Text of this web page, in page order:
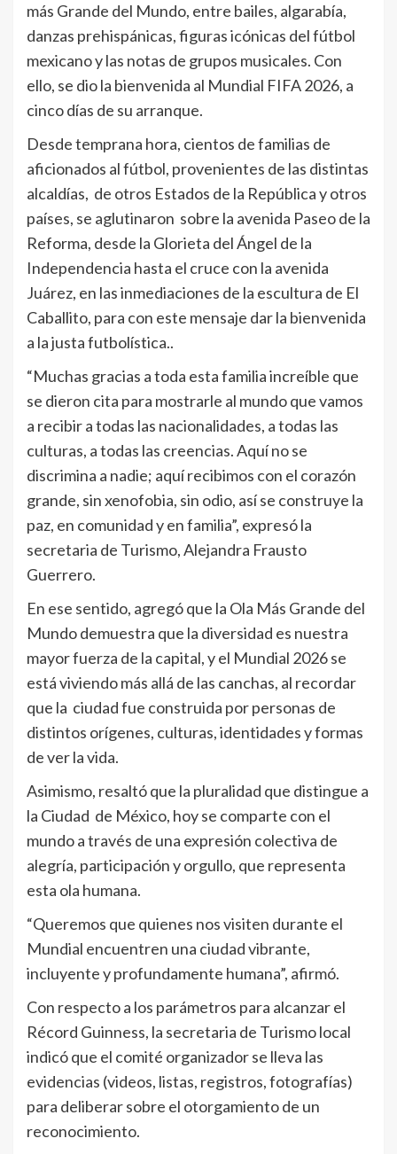
más Grande del Mundo, entre bailes, algarabía,
danzas prehispánicas, figuras icónicas del fútbol
mexicano y las notas de grupos musicales. Con
ello, se dio la bienvenida al Mundial FIFA 2026, a
cinco días de su arranque.
Desde temprana hora, cientos de familias de
aficionados al fútbol, provenientes de las distintas
alcaldías, de otros Estados de la República y otros
países, se aglutinaron sobre la avenida Paseo de la
Reforma, desde la Glorieta del Ángel de la
Independencia hasta el cruce con la avenida
Juárez, en las inmediaciones de la escultura de El
Caballito, para con este mensaje dar la bienvenida
a la justa futbolística..
“Muchas gracias a toda esta familia increíble que
se dieron cita para mostrarle al mundo que vamos
a recibir a todas las nacionalidades, a todas las
culturas, a todas las creencias. Aquí no se
discrimina a nadie; aquí recibimos con el corazón
grande, sin xenofobia, sin odio, así se construye la
paz, en comunidad y en familia”, expresó la
secretaria de Turismo, Alejandra Frausto
Guerrero.
En ese sentido, agregó que la Ola Más Grande del
Mundo demuestra que la diversidad es nuestra
mayor fuerza de la capital, y el Mundial 2026 se
está viviendo más allá de las canchas, al recordar
que la ciudad fue construida por personas de
distintos orígenes, culturas, identidades y formas
de ver la vida.
Asimismo, resaltó que la pluralidad que distingue a
la Ciudad de México, hoy se comparte con el
mundo a través de una expresión colectiva de
alegría, participación y orgullo, que representa
esta ola humana.
“Queremos que quienes nos visiten durante el
Mundial encuentren una ciudad vibrante,
incluyente y profundamente humana”, afirmó.
Con respecto a los parámetros para alcanzar el
Récord Guinness, la secretaria de Turismo local
indicó que el comité organizador se lleva las
evidencias (videos, listas, registros, fotografías)
para deliberar sobre el otorgamiento de un
reconocimiento.